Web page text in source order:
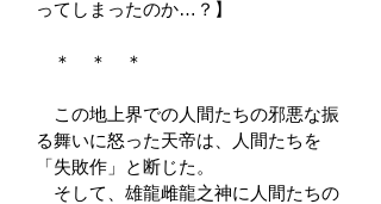
ってしまったのか…？】
＊ ＊ ＊
この地上界での人間たちの邪悪な振
る舞いに怒った天帝は、人間たちを
「失敗作」と断じた。
そして、雄龍雌龍之神に人間たちの